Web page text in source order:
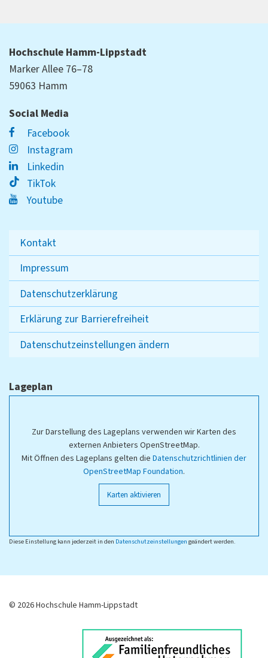
Hochschule Hamm-Lippstadt
Marker Allee 76–78
59063 Hamm
Social Media
Facebook
Instagram
Linkedin
TikTok
Youtube
Kontakt
Impressum
Datenschutzerklärung
Erklärung zur Barrierefreiheit
Datenschutzeinstellungen ändern
Lageplan
Zur Darstellung des Lageplans verwenden wir Karten des
externen Anbieters OpenStreetMap.
Mit Öffnen des Lageplans gelten die Datenschutzrichtlinien der
OpenStreetMap Foundation.
Karten aktivieren
Diese Einstellung kann jederzeit in den Datenschutzeinstellungen geändert werden.
© 2026 Hochschule Hamm-Lippstadt